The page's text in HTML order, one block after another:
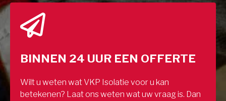
BINNEN 24 UUR EEN OFFERTE
Wilt u weten wat VKP Isolatie voor u kan
betekenen? Laat ons weten wat uw vraag is. Dan